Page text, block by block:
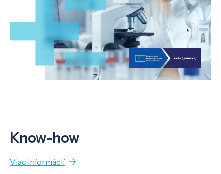
Know-how
Viac informácií